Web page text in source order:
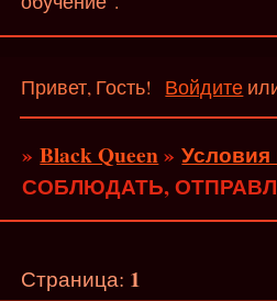
Привет, Гость! Войдите
»Black Queen»
СОБЛЮДАТЬ,
Страница: 1